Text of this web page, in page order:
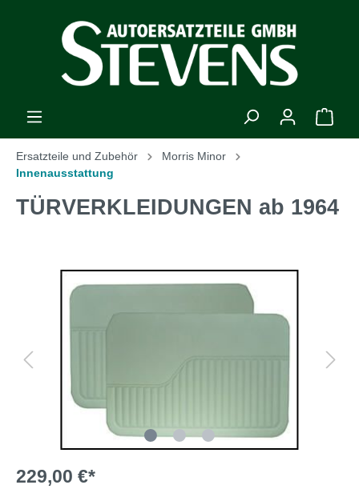
Ersatzteile und Zubehör
Morris Minor
Innenausstattung
TÜRVERKLEIDUNGEN ab 1964
229,00 €*